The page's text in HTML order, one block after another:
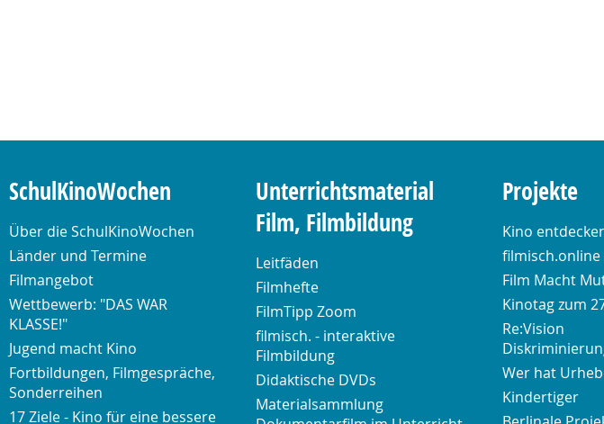
SchulKinoWochen
Über die SchulKinoWochen
Länder und Termine
Filmangebot
Wettbewerb: "DAS WAR
KLASSE!"
Jugend macht Kino
Fortbildungen, Filmgespräche,
Sonderreihen
17 Ziele - Kino für eine bessere
Unterrichtsmaterial
Film, Filmbildung
Leitfäden
Filmhefte
FilmTipp Zoom
filmisch. - interaktive
Filmbildung
Didaktische DVDs
Materialsammlung
Projekte
Kino
filmisch.online
Film Macht
Kinotag zum
Re:Vision
Wer hat
Kindertiger